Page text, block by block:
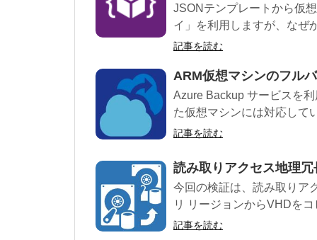
JSONテンプレートから仮
イ」を利用しますが、なぜ
記事を読む
ARM仮想マシンのフル
Azure Backup サービスを
た仮想マシンには対応して
記事を読む
読み取りアクセス地理
今回の検証は、読み取りア
リ リージョンからVHDを
記事を読む